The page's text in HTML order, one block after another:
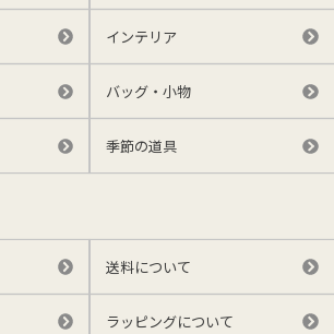
インテリア
バッグ・小物
季節の道具
送料について
ラッピングについて